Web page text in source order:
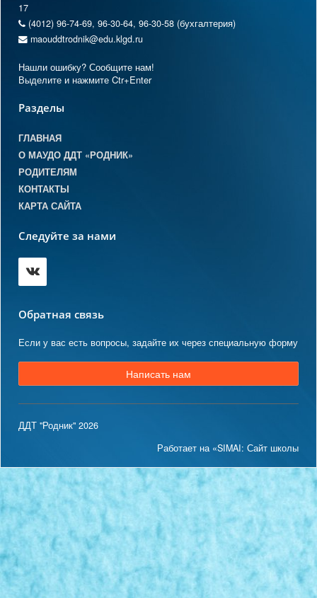
17
(4012) 96-74-69, 96-30-64, 96-30-58 (бухгалтерия)
maouddtrodnik@edu.klgd.ru
Нашли ошибку? Сообщите нам!
Выделите и нажмите Ctr+Enter
Разделы
ГЛАВНАЯ
О МАУДО ДДТ «РОДНИК»
РОДИТЕЛЯМ
КОНТАКТЫ
КАРТА САЙТА
Следуйте за нами
Обратная связь
Если у вас есть вопросы, задайте их через специальную форму
Написать нам
ДДТ "Родник" 2026
Работает на «SIMAI: Сайт школы